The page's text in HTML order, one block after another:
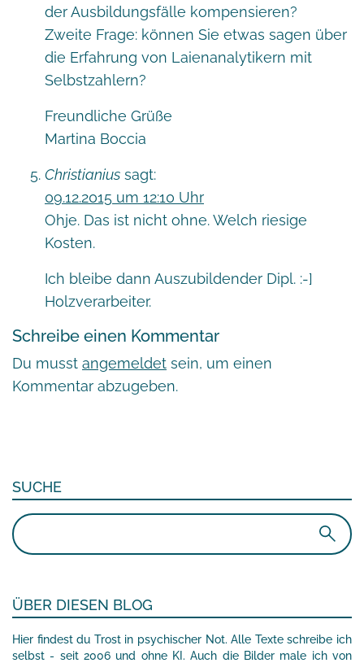
der Ausbildungsfälle kompensieren?
Zweite Frage: können Sie etwas sagen über
die Erfahrung von Laienanalytikern mit
Selbstzahlern?
Freundliche Grüße
Martina Boccia
Christianius sagt:
09.12.2015 um 12:10 Uhr
Ohje. Das ist nicht ohne. Welch riesige
Kosten.
Ich bleibe dann Auszubildender Dipl. :-]
Holzverarbeiter.
Schreibe einen Kommentar
Du musst angemeldet sein, um einen
Kommentar abzugeben.
SUCHE
Suchen
nach:
ÜBER DIESEN BLOG
Hier findest du Trost in psychischer Not. Alle Texte schreibe ich
selbst - seit 2006 und ohne KI. Auch die Bilder male ich von